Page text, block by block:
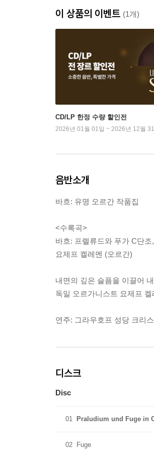
이 상품의 이벤트 (1개)
CD/LP 한정 수량 할인전
2026년 01월 01일 ~ 2026년 12월
음반소개
바흐: 유명 오르간 작품집
<수록곡>
바흐: 프렐류드와 푸가 C단조
요제프 켈레멘 (오르간)
내면의 깊은 슬픔을 이끌어
독일 오르가니스트 요제프
연주: 그라우호프 성당 크리
디스크
Disc
01 Praludium und Fuge in
02 Fuge